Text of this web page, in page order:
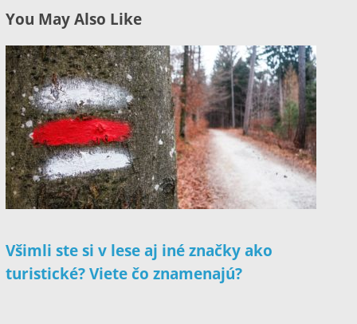
You May Also Like
Všimli ste si v lese aj iné značky ako
turistické? Viete čo znamenajú?